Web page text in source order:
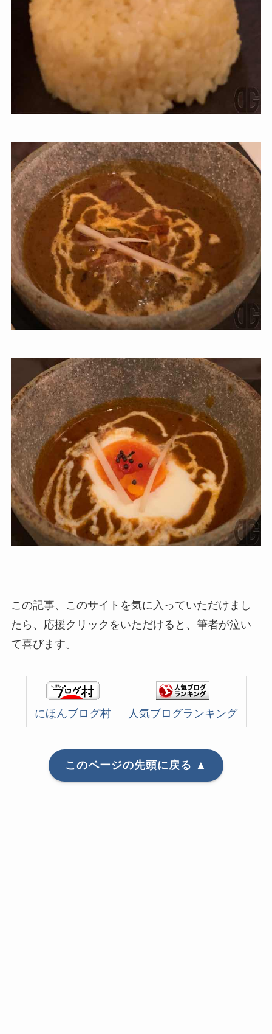
この記事、このサイトを気に入っていただけまし
たら、応援クリックをいただけると、筆者が泣い
て喜びます。
にほんブログ村 人気ブログランキング
このページの先頭に戻る ▲